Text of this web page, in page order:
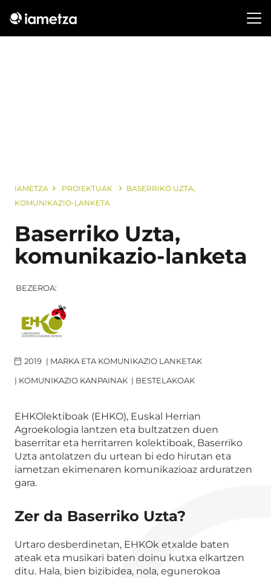
IAMETZA PROIEKTUAK
BASERRIKO UZTA,
KOMUNIKAZIO-LANKETA
Baserriko Uzta,
komunikazio-lanketa
BEZEROA:
2019 | MARKA ETA KOMUNIKAZIO LANKETAK
| KOMUNIKAZIO KANPAINAK | BESTELAKOAK
EHKOlektiboak (EHKO), Euskal Herrian
Agroekologia lantzen eta bultzatzen duen
baserritar eta herritarren kolektiboak, Baserriko
Uzta antolatzen du urtean bi edo hirutan eta
iametzan ekimenaren komunikazioaz arduratzen
gara.
Zer da Baserriko Uzta?
Urtaro desberdinetan, EHKOk etxalde baten
ateak eta musikari baten doinu kutxa elkartzen
ditu. Hala, bien bizibidea, nola, egunerokoa